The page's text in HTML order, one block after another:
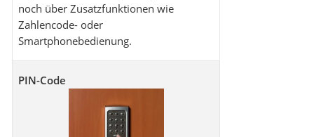
noch über Zusatzfunktionen wie
Zahlencode- oder
Smartphonebedienung.
PIN-Code